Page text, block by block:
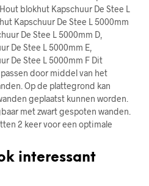
blokhut Kapschuur De Stee L
Kapschuur De Stee L 5000mm
De Stee L 5000mm D,
De Stee L 5000mm E,
De Stee L 5000mm F Dit
door middel van het
Op de plattegrond kan
geplaatst kunnen worden.
met zwart gespoten wanden.
2 keer voor een optimale
interessant